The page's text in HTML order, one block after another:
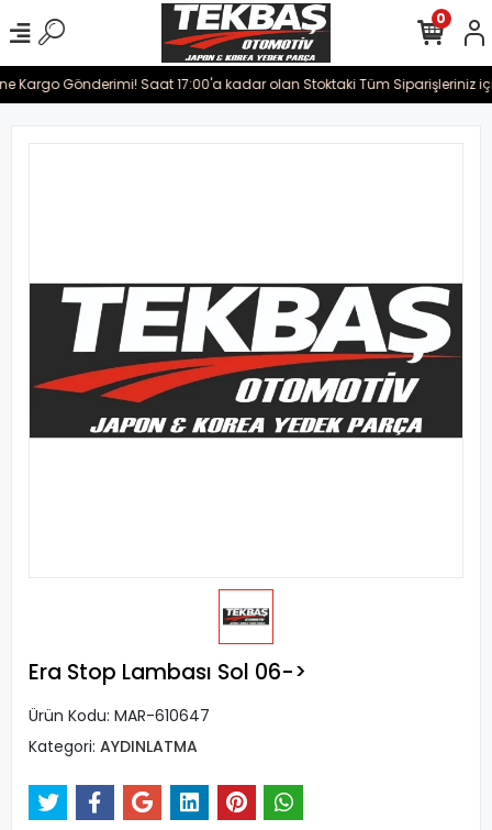
Kargo Gönderimi! Saat 17:00'a kadar olan Stoktaki Tüm Siparişleriniz
0
Era Stop Lambası Sol 06->
Ürün Kodu: MAR-610647
Kategori: AYDINLATMA